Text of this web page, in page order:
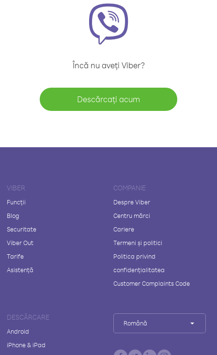
Încă nu aveți Viber?
Descărcați acum
VIBER
Funcții
Blog
Securitate
Viber Out
Tarife
Asistență
COMPANIE
Despre Viber
Centru mărci
Cariere
Termeni și politici
Politica privind
confidențialitatea
Customer Complaints Code
DESCĂRCARE
Android
iPhone & iPad
Română